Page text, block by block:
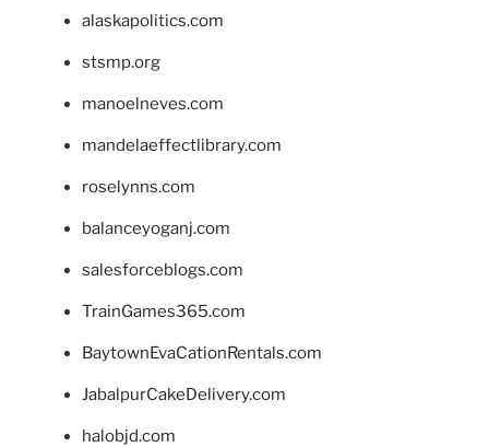
alaskapolitics.com
stsmp.org
manoelneves.com
mandelaeffectlibrary.com
roselynns.com
balanceyoganj.com
salesforceblogs.com
TrainGames365.com
BaytownEvaCationRentals.com
JabalpurCakeDelivery.com
halobjd.com